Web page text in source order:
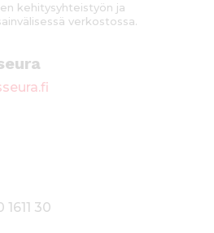
kehitysyhteistyön ja
verkostossa.
30